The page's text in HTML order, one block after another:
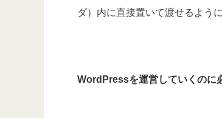
ダ）内に直接置いて渡せるよう
WordPressを運営していくのに